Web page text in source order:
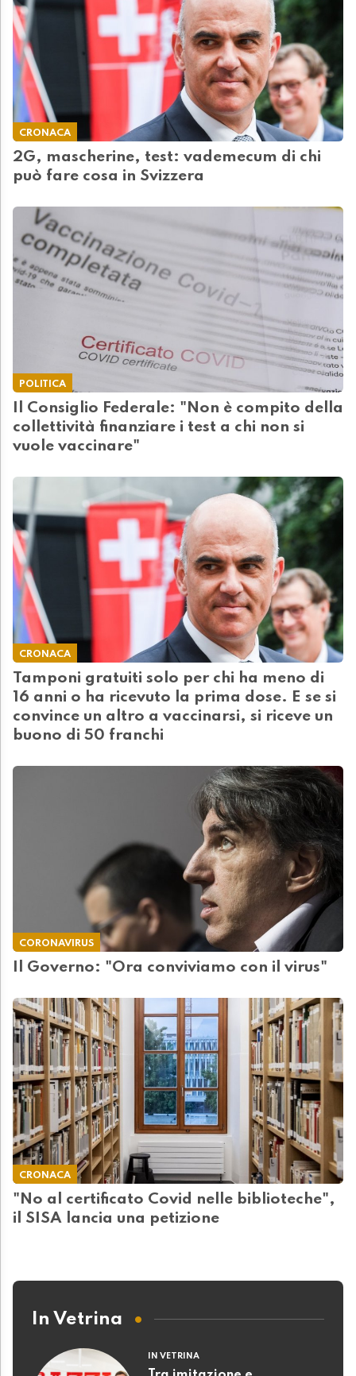
CRONACA
2G, mascherine, test: vademecum di chi
può fare cosa in Svizzera
POLITICA
Il Consiglio Federale: "Non è compito della
collettività finanziare i test a chi non si
vuole vaccinare"
CRONACA
Tamponi gratuiti solo per chi ha meno di
16 anni o ha ricevuto la prima dose. E se si
convince un altro a vaccinarsi, si riceve un
buono di 50 franchi
CORONAVIRUS
Il Governo: "Ora conviviamo con il virus"
CRONACA
"No al certificato Covid nelle biblioteche",
il SISA lancia una petizione
In Vetrina
IN VETRINA